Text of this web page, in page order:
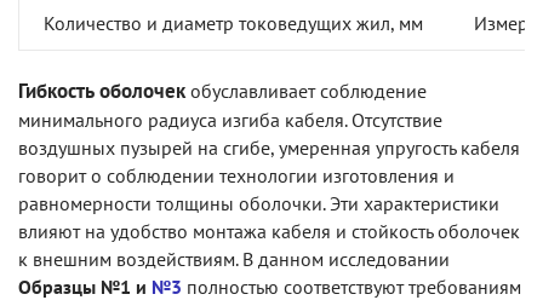
Количество и диаметр токоведущих жил, мм
Гибкость оболочекобуславливает соблюдение
минимального радиуса изгиба кабеля. Отсутствие
воздушных пузырей на сгибе, умеренная упругость кабеля
говорит о соблюдении технологии изготовления и
равномерности толщины оболочки. Эти характеристики
влияют на удобство монтажа кабеля и стойкость оболочек
к внешним воздействиям. В данном исследовании
Образцы №1 и №3 полностью соответствуют требованиям